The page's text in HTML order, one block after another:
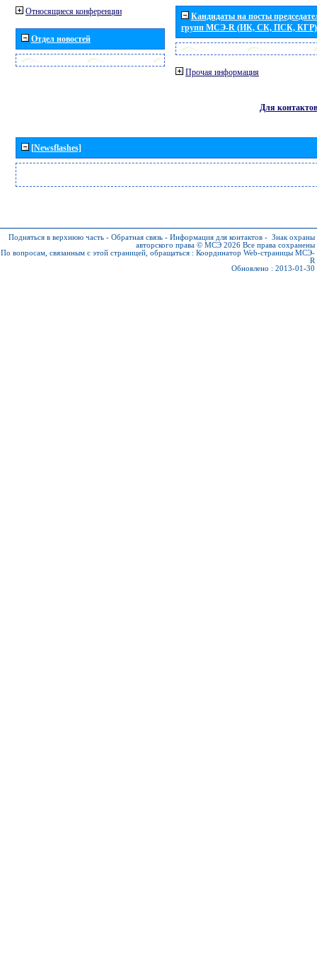
Относящиеся конференции
Отдел новостей
Кандидаты на посты
групп МСЭ-R (ИК, СК, ПСК, КГР)
Прочая информация
Для контактов
[Newsflashes]
Подняться в верхнюю часть - Обратная связь - Информация для контактов - Знак охраны
авторского права © МСЭ 2026 Все права сохранены
По вопросам, связанным с этой страницей, обращаться : Координатор Web-страницы МСЭ-
R
Обновлено : 2013-01-30